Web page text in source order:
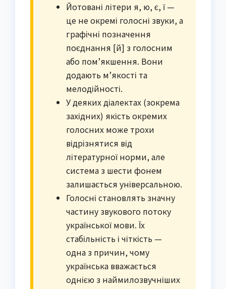
Йотовані літери я, ю, є, ї —
це не окремі голосні звуки, а
графічні позначення
поєднання [й] з голосним
або пом’якшення. Вони
додають м’якості та
мелодійності.
У деяких діалектах (зокрема
західних) якість окремих
голосних може трохи
відрізнятися від
літературної норми, але
система з шести фонем
залишається універсальною.
Голосні становлять значну
частину звукового потоку
української мови. Їх
стабільність і чіткість —
одна з причин, чому
українська вважається
однією з наймилозвучніших